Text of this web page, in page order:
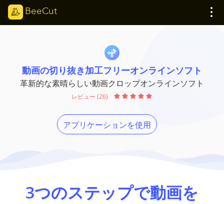
BeeCut
動画の切り抜き加工フリーオンラインソフト
革新的な素晴らしい動画クロップオンラインソフト
レビュー (26)
アプリケーションを使用
3つのステップで動画を